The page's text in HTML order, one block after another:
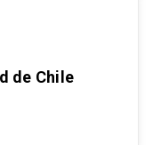
de Chile